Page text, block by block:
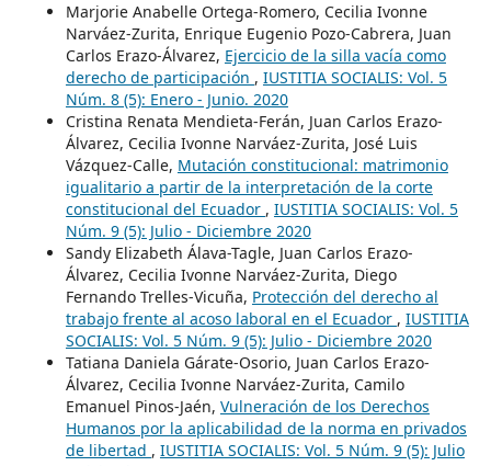
Marjorie Anabelle Ortega-Romero, Cecilia Ivonne
Narváez-Zurita, Enrique Eugenio Pozo-Cabrera, Juan
Carlos Erazo-Álvarez, Ejercicio de la silla vacía como
derecho de participación , IUSTITIA SOCIALIS: Vol. 5
Núm. 8 (5): Enero - Junio. 2020
Cristina Renata Mendieta-Ferán, Juan Carlos Erazo-
Álvarez, Cecilia Ivonne Narváez-Zurita, José Luis
Vázquez-Calle, Mutación constitucional: matrimonio
igualitario a partir de la interpretación de la corte
constitucional del Ecuador , IUSTITIA SOCIALIS: Vol. 5
Núm. 9 (5): Julio - Diciembre 2020
Sandy Elizabeth Álava-Tagle, Juan Carlos Erazo-
Álvarez, Cecilia Ivonne Narváez-Zurita, Diego
Fernando Trelles-Vicuña, Protección del derecho al
trabajo frente al acoso laboral en el Ecuador , IUSTITIA
SOCIALIS: Vol. 5 Núm. 9 (5): Julio - Diciembre 2020
Tatiana Daniela Gárate-Osorio, Juan Carlos Erazo-
Álvarez, Cecilia Ivonne Narváez-Zurita, Camilo
Emanuel Pinos-Jaén, Vulneración de los Derechos
Humanos por la aplicabilidad de la norma en privados
de libertad , IUSTITIA SOCIALIS: Vol. 5 Núm. 9 (5): Julio